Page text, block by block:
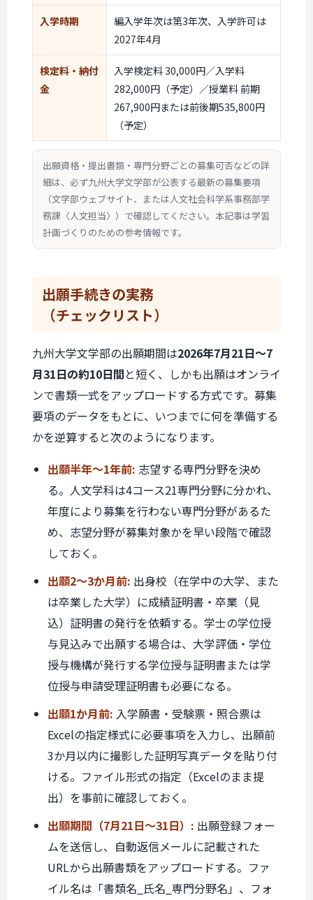
入学時期
編入学年次は第3年次、入学許可は
2027年4月
検定料・納付
金
入学検定料 30,000円／入学料
282,000円（予定）／授業料 前期
267,900円または前後期535,800円
（予定）
出願資格・提出書類・専門分野ごとの募集可否などの詳
細は、必ず九州大学文学部が公表する最新の募集要項
（文学部ウェブサイト、または人文社会科学系事務部学
務課〈人文担当〉）で確認してください。本記事は学習
計画づくりのための参考情報です。
出願手続きの実務
（チェックリスト）
九州大学文学部の出願期間は2026年7月21日〜7
月31日の約10日間と短く、しかも出願はオンライ
ンで書類一式をアップロードする方式です。募集
要項のデータをもとに、いつまでに何を準備する
かを逆算すると次のようになります。
出願半年〜1年前: 志望する専門分野を決め
る。人文学科は4コース21専門分野に分かれ、
年度により募集を行わない専門分野があるた
め、志望分野が募集対象かを早い段階で確認
しておく。
出願2〜3か月前: 出身校（在学中の大学、また
は卒業した大学）に成績証明書・卒業（見
込）証明書の発行を依頼する。学士の学位授
与見込みで出願する場合は、大学評価・学位
授与機構が発行する学位授与証明書または学
位授与申請受理証明書も必要になる。
出願1か月前: 入学願書・受験票・照合票は
Excelの指定様式に必要事項を入力し、出願前
3か月以内に撮影した証明写真データを貼り付
ける。ファイル形式の指定（Excelのまま提
出）を事前に確認しておく。
出願期間（7月21日〜31日）: 出願登録フォー
ムを送信し、自動返信メールに記載された
URLから出願書類をアップロードする。ファ
イル名は「書類名_氏名_専門分野名」、フォ